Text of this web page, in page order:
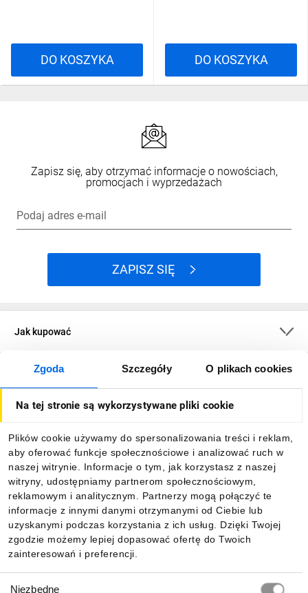
Zgoda Szczegóły O plikach cookies
Na tej stronie są wykorzystywane pliki cookie
Plików cookie używamy do spersonalizowania treści i reklam,
aby oferować funkcje społecznościowe i analizować ruch w
naszej witrynie. Informacje o tym, jak korzystasz z naszej
witryny, udostępniamy partnerom społecznościowym,
reklamowym i analitycznym. Partnerzy mogą połączyć te
informacje z innymi danymi otrzymanymi od Ciebie lub
uzyskanymi podczas korzystania z ich usług. Dzięki Twojej
zgodzie możemy lepiej dopasować ofertę do Twoich
zainteresowań i preferencji.
Niezbędne
DO KOSZYKA DO KOSZYKA
Zapisz się, aby otrzymać informacje o nowościach,
promocjach i wyprzedażach
Podaj adres e-mail
ZAPISZ SIĘ
Jak kupować
O firmie
Informacje
Pobierz naszą aplikację mobilną: